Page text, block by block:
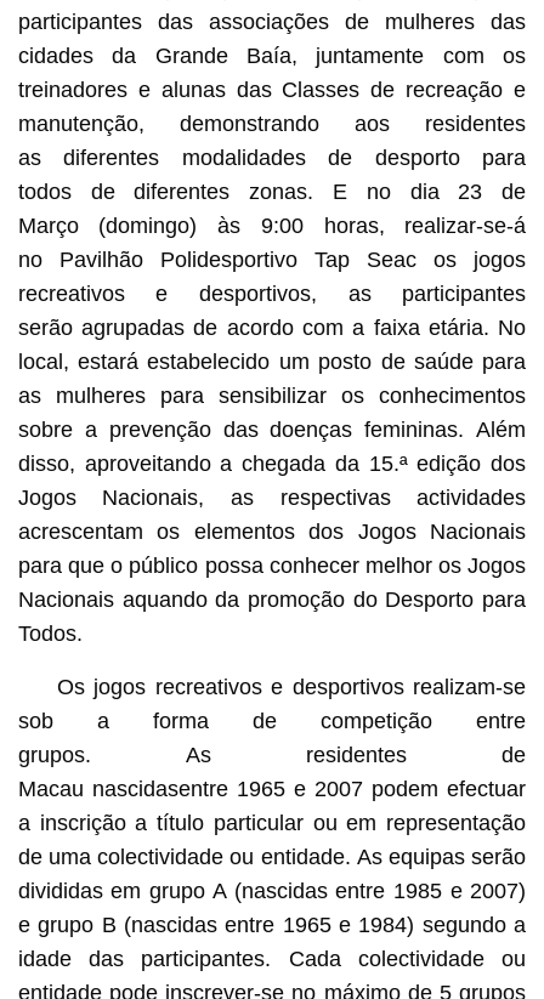
participantes das associações de mulheres das
cidades da Grande Baía, juntamente com os
treinadores e alunas das Classes de recreação e
manutenção, demonstrando aos residentes
as diferentes modalidades de desporto para
todos de diferentes zonas. E no dia 23 de
Março (domingo) às 9:00 horas, realizar-se-á
no Pavilhão Polidesportivo Tap Seac os jogos
recreativos e desportivos, as participantes
serão agrupadas de acordo com a faixa etária. No
local, estará estabelecido um posto de saúde para
as mulheres para sensibilizar os conhecimentos
sobre a prevenção das doenças femininas. Além
disso, aproveitando a chegada da 15.ª edição dos
Jogos Nacionais, as respectivas actividades
acrescentam os elementos dos Jogos Nacionais
para que o público possa conhecer melhor os Jogos
Nacionais aquando da promoção do Desporto para
Todos.
Os jogos recreativos e desportivos realizam-se
sob a forma de competição entre
grupos. As residentes de
Macau nascidasentre 1965 e 2007 podem efectuar
a inscrição a título particular ou em representação
de uma colectividade ou entidade. As equipas serão
divididas em grupo A (nascidas entre 1985 e 2007)
e grupo B (nascidas entre 1965 e 1984) segundo a
idade das participantes. Cada colectividade ou
entidade pode inscrever-se no máximo de 5 grupos